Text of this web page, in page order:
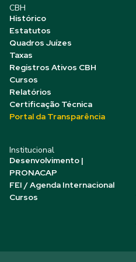
CBH
Histórico
Estatutos
Quadros Juízes
Taxas
Registros Ativos CBH
Cursos
Relatórios
Certificação Técnica
Portal da Transparência
Institucional
Desenvolvimento |
PRONACAP
FEI / Agenda Internacional
Cursos